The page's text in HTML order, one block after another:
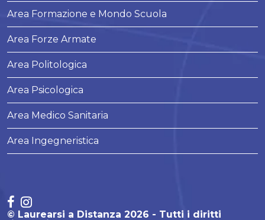
Area Formazione e Mondo Scuola
Area Forze Armate
Area Politologica
Area Psicologica
Area Medico Sanitaria
Area Ingegneristica
© Laurearsi a Distanza 2026 - Tutti i diritti